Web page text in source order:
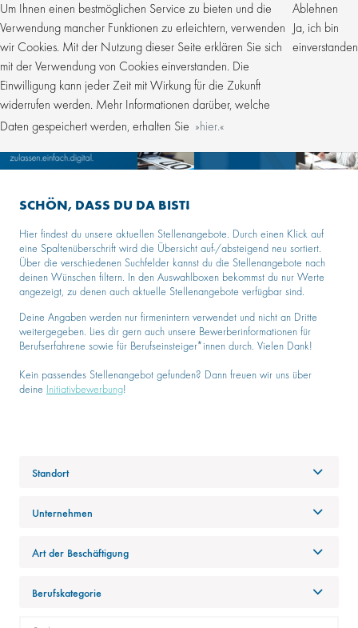
Um Ihnen einen bestmöglichen Service zu bieten und die
Verwendung mancher Funktionen zu erleichtern, verwenden
wir Cookies. Mit der Nutzung dieser Seite erklären Sie sich
mit der Verwendung von Cookies einverstanden. Die
Einwilligung kann jeder Zeit mit Wirkung für die Zukunft
widerrufen werden. Mehr Informationen darüber, welche
Daten gespeichert werden, erhalten Sie
hier.
Ablehnen
Ja, ich bin
einverstanden
SCHÖN, DASS DU DA BIST!
Hier findest du unsere aktuellen Stellenangebote. Durch einen Klick auf
eine Spaltenüberschrift wird die Übersicht auf-/absteigend neu sortiert.
Über die verschiedenen Suchfelder kannst du die Stellenangebote nach
deinen Wünschen filtern. In den Auswahlboxen bekommst du nur Werte
angezeigt, zu denen auch aktuelle Stellenangebote verfügbar sind.
Deine Angaben werden nur firmenintern verwendet und nicht an Dritte
weitergegeben. Lies dir gern auch unsere Bewerberinformationen für
Berufserfahrene sowie für Berufseinsteiger*innen durch. Vielen Dank!
Kein passendes Stellenangebot gefunden? Dann freuen wir uns über
deine
Initiativbewerbung!
Standort
Unternehmen
Art der Beschäftigung
Berufskategorie